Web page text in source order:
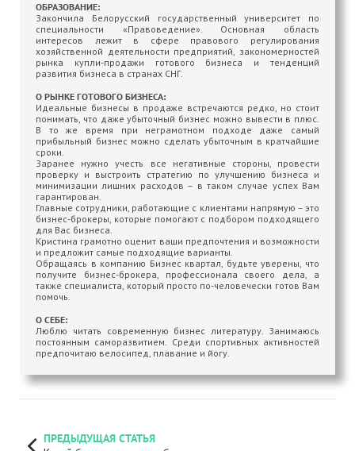
ОБРАЗОВАНИЕ:
Закончила Белорусский государственный университет по
специальности «Правоведение». Основная область
интересов лежит в сфере правового регулирования
хозяйственной деятельности предприятий, закономерностей
рынка купли-продажи готового бизнеса и тенденций
развития бизнеса в странах СНГ.
О РЫНКЕ ГОТОВОГО БИЗНЕСА:
Идеальные бизнесы в продаже встречаются редко, но стоит
понимать, что даже убыточный бизнес можно вывести в плюс.
В то же время при неграмотном подходе даже самый
прибыльный бизнес можно сделать убыточным в кратчайшие
сроки.
Заранее нужно учесть все негативные стороны, провести
проверку и выстроить стратегию по улучшению бизнеса и
минимизации лишних расходов – в таком случае успех Вам
гарантирован.
Главные сотрудники, работающие с клиентами напрямую – это
бизнес-брокеры, которые помогают с подбором подходящего
для Вас бизнеса.
Кристина грамотно оценит ваши предпочтения и возможности
и предложит самые подходящие варианты.
Обращаясь в компанию Бизнес квартал, будьте уверены, что
получите бизнес-брокера, профессионала своего дела, а
также специалиста, который просто по-человечески готов Вам
помочь.
О СЕБЕ:
Люблю читать современную бизнес литературу. Занимаюсь
постоянным саморазвитием. Среди спортивных активностей
предпочитаю велосипед, плавание и йогу.
ПРЕДЫДУЩАЯ СТАТЬЯ